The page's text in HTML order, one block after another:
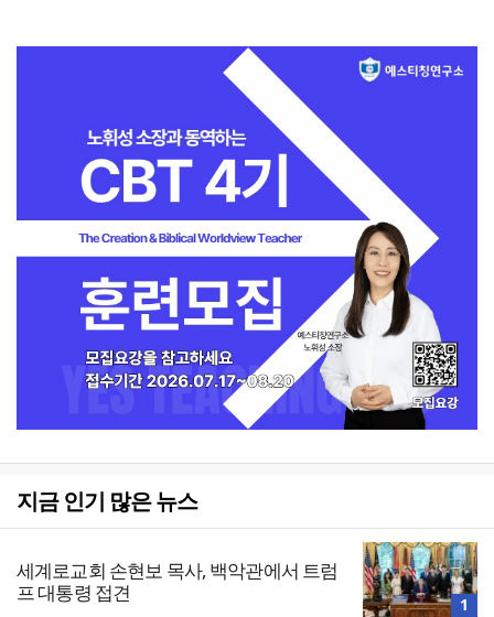
지금 인기 많은 뉴스
세계로교회 손현보 목사, 백악관에서 트럼
프 대통령 접견
1